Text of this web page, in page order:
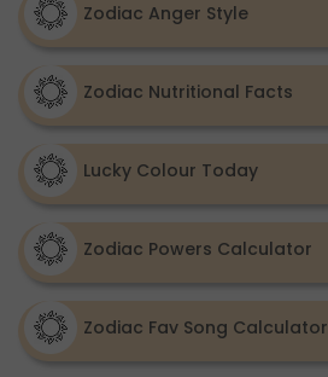
Zodiac Anger Style
Zodiac Nutritional Facts
Lucky Colour Today
Zodiac Powers Calculator
Zodiac Fav Song Calculator